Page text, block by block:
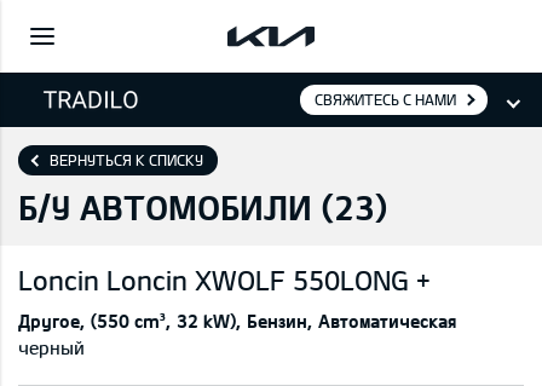
СВЯЖИТЕСЬ С НАМИ
ВЕРНУТЬСЯ К СПИСКУ
Б/У АВТОМОБИЛИ (23)
Loncin Loncin XWOLF 550LONG +
Другое (550 cm³, 32 kW) Бензин Автоматическая
черный